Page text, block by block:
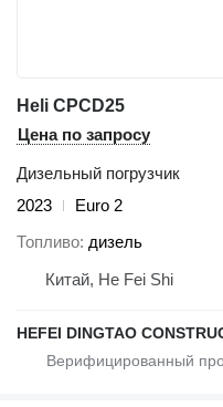
Heli CPCD25
Цена по запросу
Дизельный погрузчик
2023
Euro 2
Топливо дизель
Китай, He Fei Shi